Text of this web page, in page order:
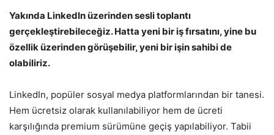
Yakında LinkedIn üzerinden sesli toplantı
gerçekleştirebileceğiz. Hatta yeni bir iş fırsatını, yine bu
özellik üzerinden görüşebilir, yeni bir işin sahibi de
olabiliriz.
LinkedIn, popüler sosyal medya platformlarından bir tanesi.
Hem ücretsiz olarak kullanılabiliyor hem de ücreti
karşılığında premium sürümüne geçiş yapılabiliyor. Tabii